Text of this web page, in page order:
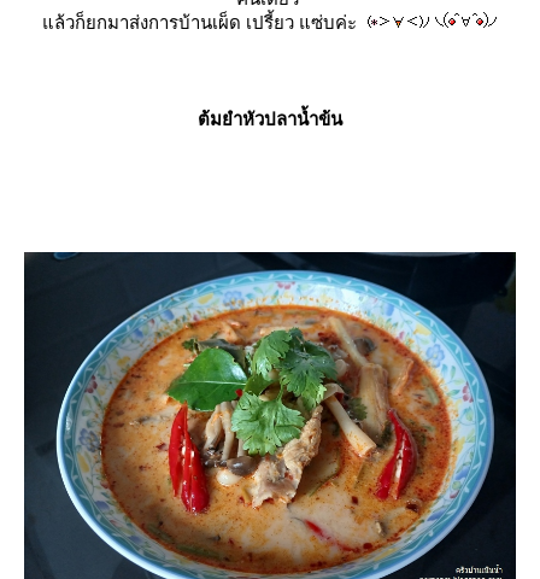
ล้วก็ยกมาส่งการบ้านเผ็ด เปรี้ยว แซ่บค่ะ
ต้มยำหัวปลาน้ำข้น